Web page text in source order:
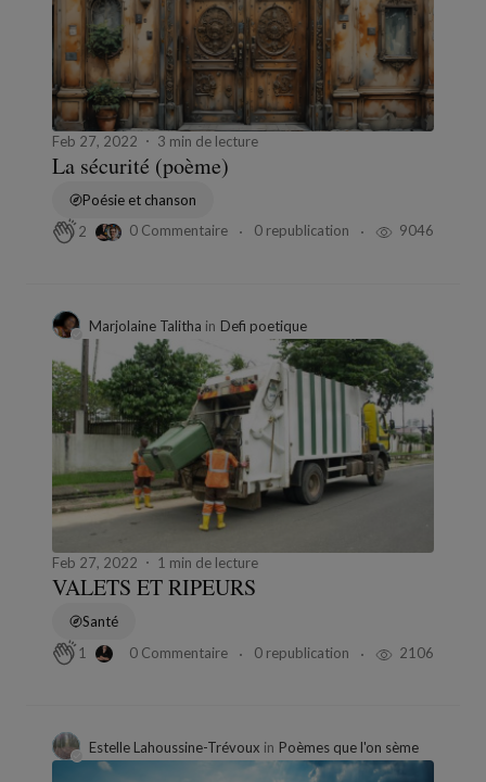
Feb 27, 2022 3 min de lecture
La sécurité (poème)
Poésie et chanson
2
0 Commentaire 0 republication 9046
Marjolaine Talitha in Defi poetique
Feb 27, 2022 1 min de lecture
VALETS ET RIPEURS
Santé
1
0 Commentaire 0 republication 2106
Estelle Lahoussine-Trévoux in Poèmes que l'on sème